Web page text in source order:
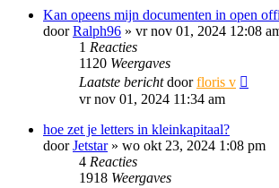
Kan opeens mijn documenten in open
doorRalph96 » vr nov 01, 2024 12:08
1 Reacties
1120 Weergaves
Laatste berichtdoorfloris v
vr nov 01, 2024 11:34 am
hoe zet je letters in kleinkapitaal?
doorJetstar» wo okt 23, 2024 1:08 pm
4 Reacties
1918 Weergaves